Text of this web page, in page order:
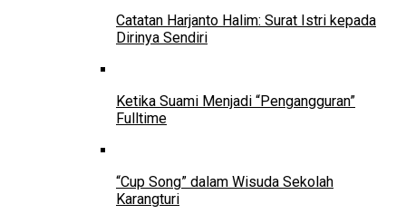
Catatan Harjanto Halim: Surat Istri kepada
Dirinya Sendiri
Ketika Suami Menjadi “Pengangguran”
Fulltime
“Cup Song” dalam Wisuda Sekolah
Karangturi